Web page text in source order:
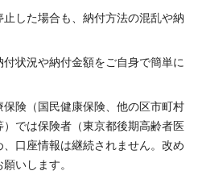
した場合も、納付方法の混乱や納
状況や納付金額をご自身で簡単に
険（国民健康保険、他の区市町村
では保険者（東京都後期高齢者医
口座情報は継続されません。改め
いします。